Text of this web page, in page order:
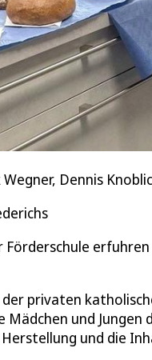
Dennis
Förderschule
der privaten
Mädchen und
und die